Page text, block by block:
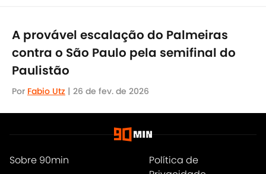
A provável escalação do Palmeiras
contra o São Paulo pela semifinal do
Paulistão
Por Fabio Utz | 26 de fev. de 2026
Sobre 90min
Política de